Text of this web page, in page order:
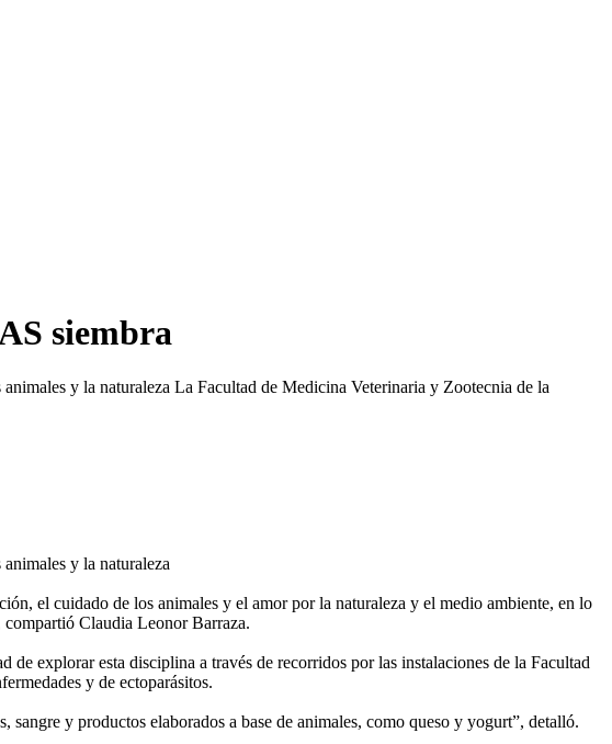
siembra
y la naturaleza La Facultad de Medicina Veterinaria y Zootecnia de la
y la naturaleza
el cuidado de los animales y el amor por la naturaleza y el medio ambiente, en lo
compartió Claudia Leonor Barraza.
explorar esta disciplina a través de recorridos por las instalaciones de la Facultad
y de ectoparásitos.
sangre y productos elaborados a base de animales, como queso y yogurt”, detalló.